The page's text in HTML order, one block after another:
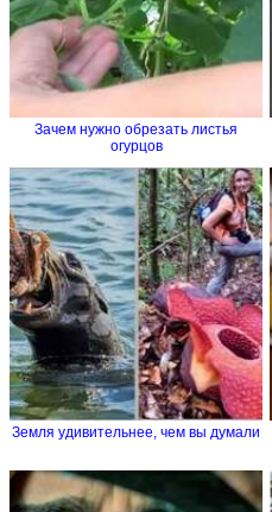
Зачем нужно обрезать листья
огурцов
Земля удивительнее, чем вы думали